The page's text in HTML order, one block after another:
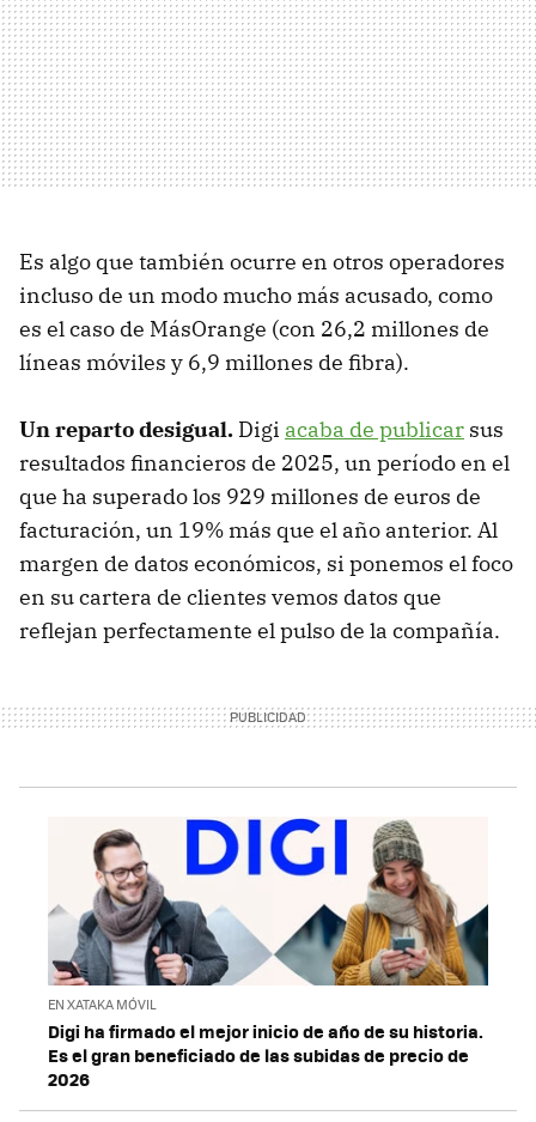
Es algo que también ocurre en otros operadores
incluso de un modo mucho más acusado, como
es el caso de MásOrange (con 26,2 millones de
líneas móviles y 6,9 millones de fibra).
Un reparto desigual. Digi acaba de publicar sus
resultados financieros de 2025, un período en el
que ha superado los 929 millones de euros de
facturación, un 19% más que el año anterior. Al
margen de datos económicos, si ponemos el foco
en su cartera de clientes vemos datos que
reflejan perfectamente el pulso de la compañía.
EN XATAKA MÓVIL
Digi ha firmado el mejor inicio de año de su historia.
Es el gran beneficiado de las subidas de precio de
2026